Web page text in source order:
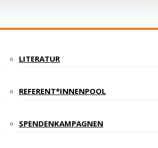
LITERATUR
REFERENT*INNENPOOL
SPENDENKAMPAGNEN